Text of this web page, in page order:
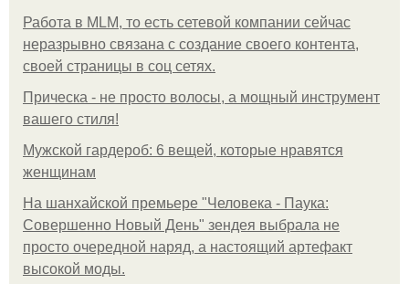
Работа в MLM, то есть сетевой компании сейчас
неразрывно связана с создание своего контента,
своей страницы в соц сетях.
Прическа - не просто волосы, а мощный инструмент
вашего стиля!
Мужской гардероб: 6 вещей, которые нравятся
женщинам
На шанхайской премьере "Человека - Паука:
Совершенно Новый День" зендея выбрала не
просто очередной наряд, а настоящий артефакт
высокой моды.